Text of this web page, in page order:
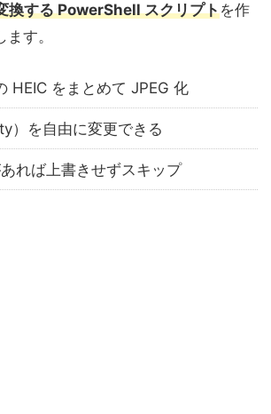
換する PowerShell スクリプトを作
す。
HEIC をまとめて JPEG 化
）を自由に変更できる
れば上書きせずスキップ